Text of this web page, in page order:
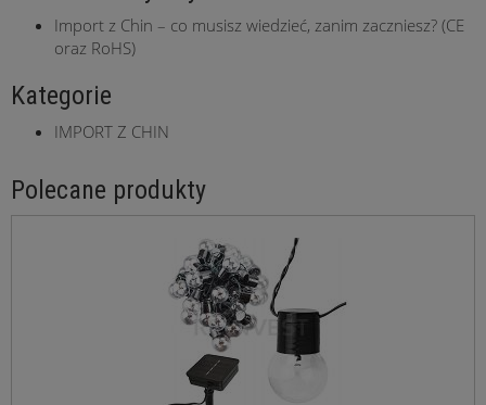
Import z Chin – co musisz wiedzieć, zanim zaczniesz? (CE
oraz RoHS)
Kategorie
IMPORT Z CHIN
Polecane produkty